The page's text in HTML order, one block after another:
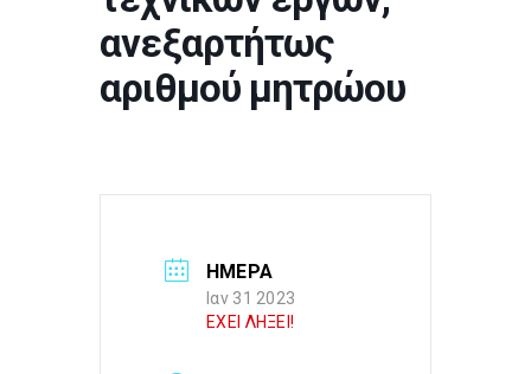
ανεξαρτήτως
αριθμού μητρώου
ΗΜΕΡΑ
Ιαν 31 2023
ΕΧΕΙ ΛΗΞΕΙ!